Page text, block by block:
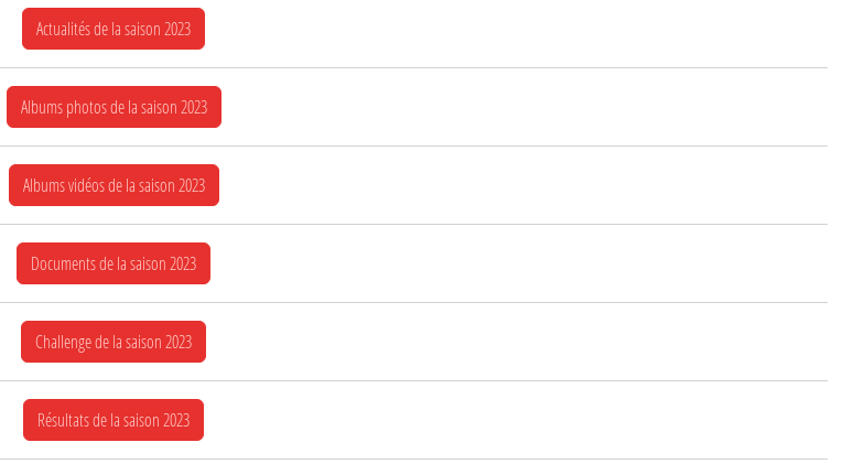
Actualités de la saison 2023
Albums photos de la saison 2023
Albums vidéos de la saison 2023
Documents de la saison 2023
Challenge de la saison 2023
Résultats de la saison 2023